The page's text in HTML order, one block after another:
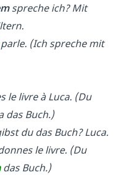
spreche ich? Mit
parle. (Ich spreche mit
le livre à Luca. (Du
das Buch.)
du das Buch? Luca.
le livre. (Du
das Buch.)